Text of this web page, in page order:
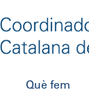
Què fem